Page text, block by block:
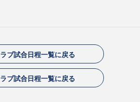
ブ試合日程一覧に戻る
ブ試合日程一覧に戻る